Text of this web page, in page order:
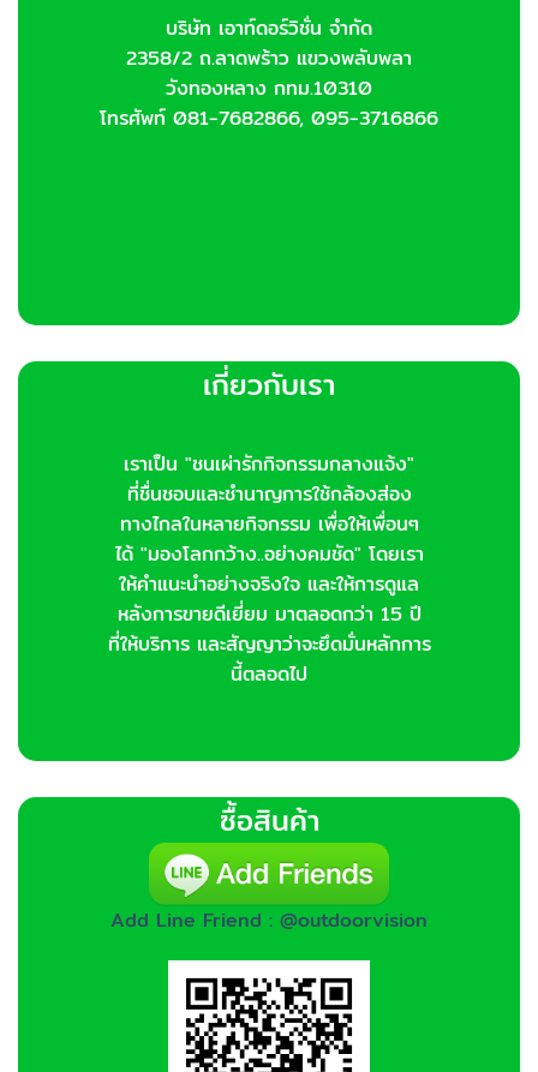
บริษัท เอาท์ดอร์วิชั่น จำกัด
2358/2 ถ.ลาดพร้าว แขวงพลับพลา
วังทองหลาง กทม.10310
โทรศัพท์ 081-7682866, 095-3716866
เกี่ยวกับเรา
เราเป็น "ชนเผ่ารักกิจกรรมกลางแจ้ง"
ที่ชื่นชอบและชำนาญการใช้กล้องส่อง
ทางไกลในหลายกิจกรรม เพื่อให้เพื่อนๆ
ได้ "มองโลกกว้าง..อย่างคมชัด" โดยเรา
ให้คำแนะนำอย่างจริงใจ และให้การดูแล
หลังการขายดีเยี่ยม มาตลอดกว่า 15 ปี
ที่ให้บริการ และสัญญาว่าจะยึดมั่นหลักการ
นี้ตลอดไป
ซื้อสินค้า
Add Line Friend : @outdoorvision